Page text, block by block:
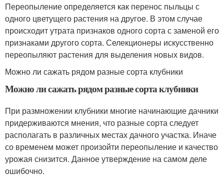
Переопыление определяется как перенос пыльцы с
одного цветущего растения на другое. В этом случае
происходит утрата признаков одного сорта с заменой его
признаками другого сорта. Селекционеры искусственно
переопыляют растения для выделения новых видов.
Можно ли сажать рядом разные сорта клубники
Можно ли сажать рядом разные сорта клубники
При размножении клубники многие начинающие дачники
придерживаются мнения, что разные сорта следует
располагать в различных местах дачного участка. Иначе
со временем может произойти переопыление и качество
урожая снизится. Данное утверждение на самом деле
ошибочно.